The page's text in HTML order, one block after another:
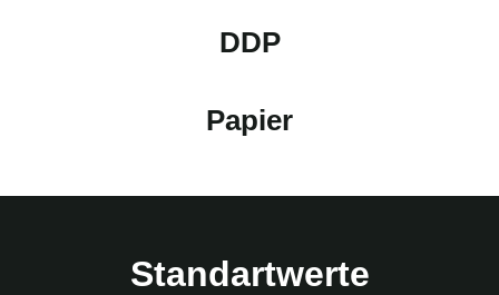
DDP
Papier
Standartwerte